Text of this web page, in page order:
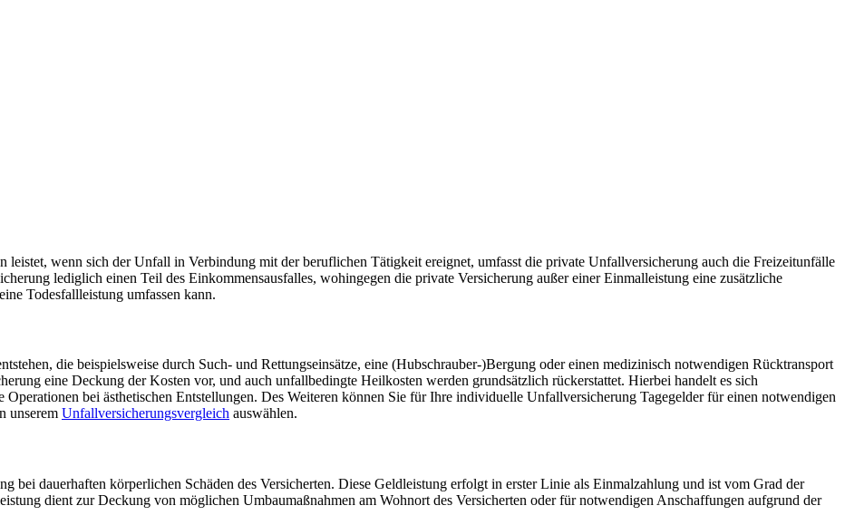
wenn sich der Unfall in Verbindung mit der beruflichen Tätigkeit ereignet, umfasst die private Unfallversicherung auch die Freizeitunfälle
lediglich einen Teil des Einkommensausfalles, wohingegen die private Versicherung außer einer Einmalleistung eine zusätzliche
Todesfallleistung umfassen kann.
die beispielsweise durch Such- und Rettungseinsätze, eine (Hubschrauber-)Bergung oder einen medizinisch notwendigen Rücktransport
eine Deckung der Kosten vor, und auch unfallbedingte Heilkosten werden grundsätzlich rückerstattet. Hierbei handelt es sich
Operationen bei ästhetischen Entstellungen. Des Weiteren können Sie für Ihre individuelle Unfallversicherung Tagegelder für einen notwendigen
unserem Unfallversicherungsvergleich auswählen.
bei dauerhaften körperlichen Schäden des Versicherten. Diese Geldleistung erfolgt in erster Linie als Einmalzahlung und ist vom Grad der
dient zur Deckung von möglichen Umbaumaßnahmen am Wohnort des Versicherten oder für notwendigen Anschaffungen aufgrund der